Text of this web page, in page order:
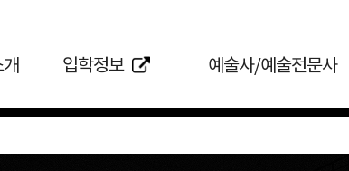
입학정보 예술사/예술전문사